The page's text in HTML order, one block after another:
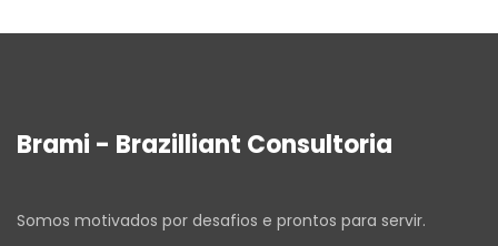
Brami - Brazilliant Consultoria
Somos motivados por desafios e prontos para servir.